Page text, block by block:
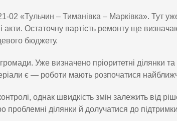
02 «Тульчин – Тиманівка – Марківка». Тут
Остаточну вартість ремонту ще
бюджету.
Уже визначено пріоритетні ділянки та
є — роботи мають розпочатися
однак швидкість змін залежить від
проблемні ділянки й долучатися до підтримки